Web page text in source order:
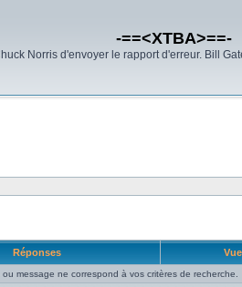
-==<XTBA>==-
Norris d'envoyer le rapport d'erreur. Bill
Réponses
message ne correspond à vos critères de recherche.